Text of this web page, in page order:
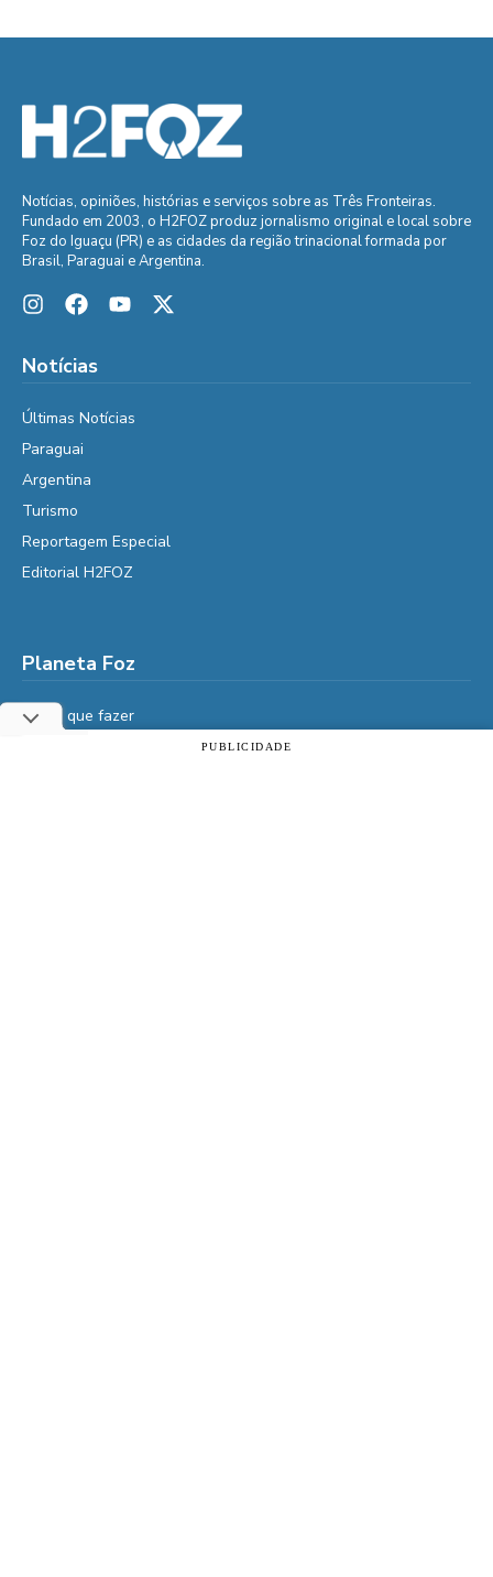
Notícias, opiniões, histórias e serviços sobre as Três Fronteiras.
Fundado em 2003, o H2FOZ produz jornalismo original e local sobre
Foz do Iguaçu (PR) e as cidades da região trinacional formada por
Brasil, Paraguai e Argentina.
Notícias
Últimas Notícias
Paraguai
Argentina
Turismo
Reportagem Especial
Editorial H2FOZ
Planeta Foz
Foz, o que fazer
PUBLICIDADE